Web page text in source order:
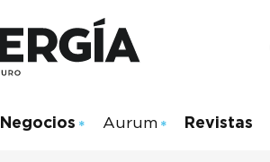
Negocios Aurum Revistas